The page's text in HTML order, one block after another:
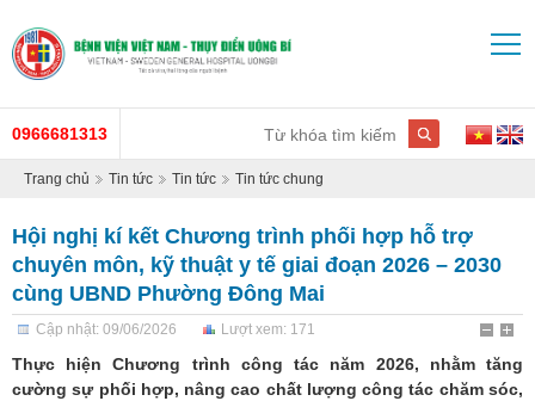
0966681313
Trang chủ Tin tức Tin tức Tin tức chung
Hội nghị kí kết Chương trình phối hợp hỗ trợ
chuyên môn, kỹ thuật y tế giai đoạn 2026 – 2030
cùng UBND Phường Đông Mai
Cập nhật: 09/06/2026 Lượt xem: 171
Thực hiện Chương trình công tác năm 2026, nhằm tăng
cường sự phối hợp, nâng cao chất lượng công tác chăm sóc,